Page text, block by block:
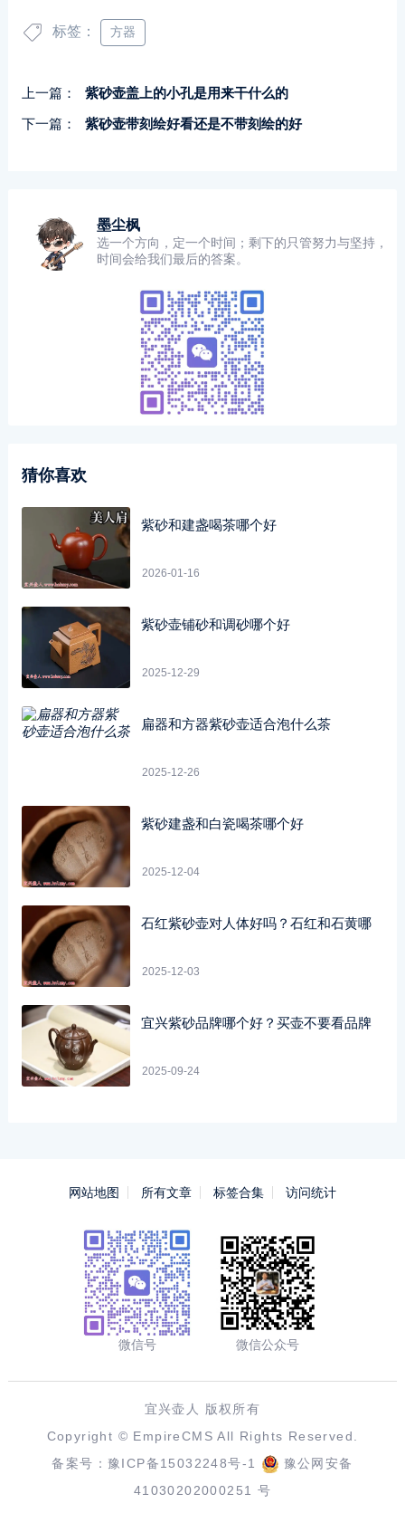
标签： 方器
上一篇：
紫砂壶盖上的小孔是用来干什么的
下一篇：
紫砂壶带刻绘好看还是不带刻绘的好
墨尘枫
选一个方向，定一个时间；剩下的只管努力与坚持，
时间会给我们最后的答案。
猜你喜欢
紫砂和建盏喝茶哪个好
2026-01-16
紫砂壶铺砂和调砂哪个好
2025-12-29
扁器和方器紫砂壶适合泡什么茶
2025-12-26
紫砂建盏和白瓷喝茶哪个好
2025-12-04
石红紫砂壶对人体好吗？石红和石黄哪
2025-12-03
宜兴紫砂品牌哪个好？买壶不要看品牌
2025-09-24
网站地图 所有文章 标签合集 访问统计
微信号 微信公众号
宜兴壶人 版权所有
Copyright © EmpireCMS All Rights Reserved.
备案号：豫ICP备15032248号-1
豫公网安备
41030202000251 号